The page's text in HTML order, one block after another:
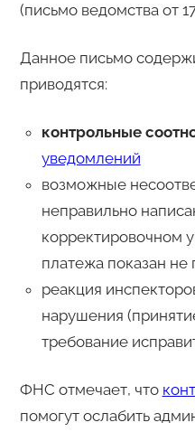
(письмо ведомства от
Данное письмо
приводятся:
контрольные
уведомлений
возможные
неправильно
корректировочном
платежа показан не
реакция
нарушения
требование
ФНС отмечает, что
помогут ослабить